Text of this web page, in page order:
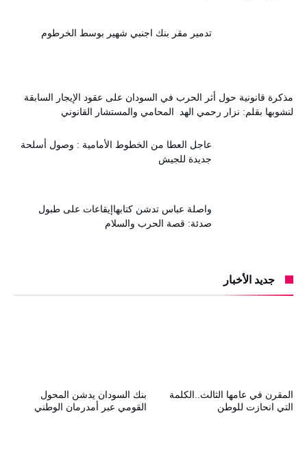
تدمير مقر بنك اجنبي شهير بوسط الخرطوم
مذكرة قانونية حول أثر الحرب في السودان على عقود الإيجار السابقة
لنشوبها بقلم: نزار رحمي الهد المحامي والمستشار القانوني
عاجل العطا من الخطوط الأمامية : وصول أسلحة
جديدة للجيش
واصلة عباس تدشن كتابهاإيقاعات على طبول
صدئة: قصة الحرب والسلام
جديد الأخبار
بنك السودان يدشن المحول
القومي عبر أمدرمان الوطني
المقرن في عامها الثالث..الكلمة
التي انحازت للوطن